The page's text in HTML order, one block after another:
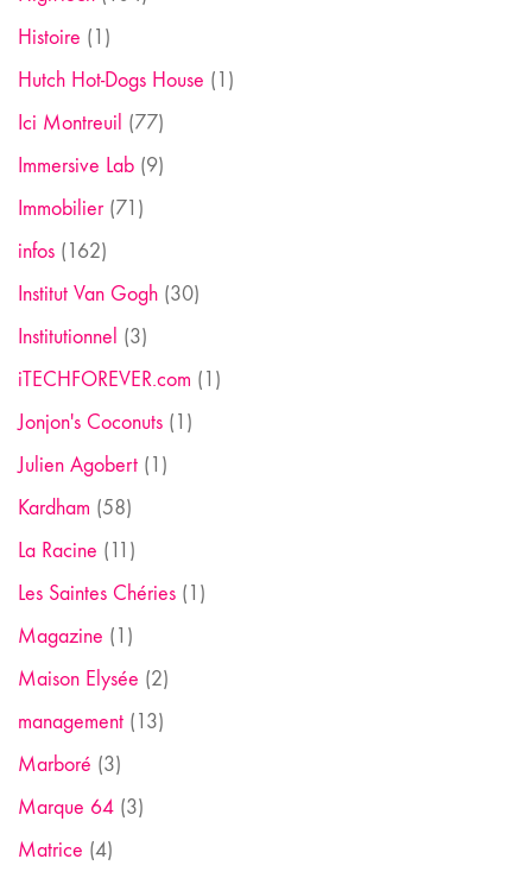
Histoire (1)
Hutch Hot-Dogs House (1)
Ici Montreuil (77)
Immersive Lab (9)
Immobilier(71)
infos (162)
Institut Van Gogh (30)
Institutionnel (3)
iTECHFOREVER.com (1)
Jonjon's Coconuts (1)
Julien Agobert (1)
Kardham (58)
La Racine (11)
Les Saintes Chéries (1)
Magazine (1)
Maison Elysée (2)
management (13)
Marboré (3)
Marque 64 (3)
Matrice (4)